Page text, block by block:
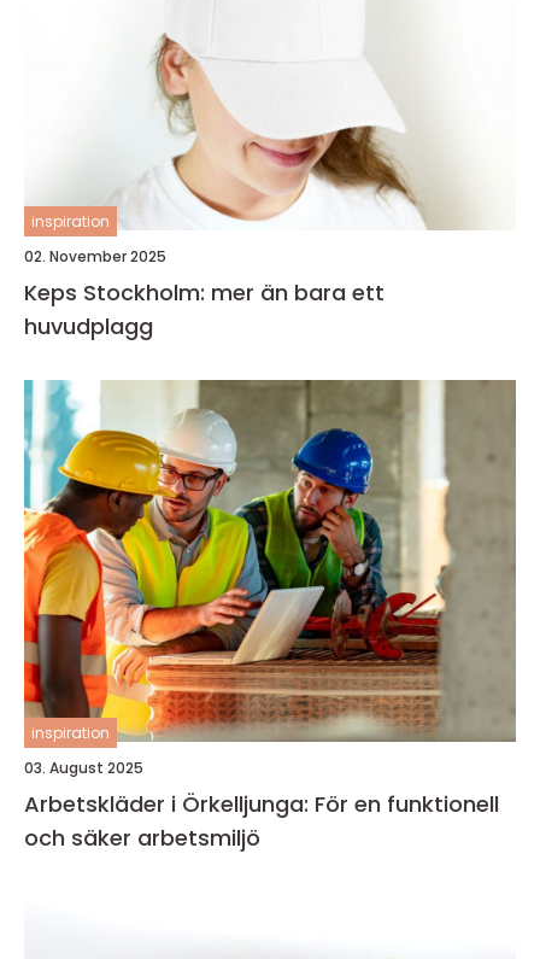
inspiration
02. November 2025
Keps Stockholm: mer än bara ett
huvudplagg
inspiration
03. August 2025
Arbetskläder i Örkelljunga: För en funktionell
och säker arbetsmiljö